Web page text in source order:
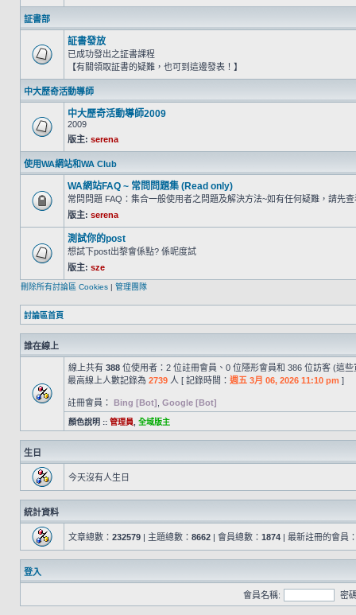
証書部
証書發放
已成功發出之証書課程
【有關領取証書的疑難，也可到這邊發表！】
中大歷奇活動導師
中大歷奇活動導師2009
2009
版主: serena
使用WA網站和WA Club
WA網站FAQ ~ 常問問題集 (Read only)
常問問題 FAQ：集合一般使用者之問題及解決方法~如有任何疑難，請先
版主: serena
測試你的post
想試下post出黎會係點? 係呢度試
版主: sze
刪除所有討論區 Cookies | 管理團隊
討論區首頁
誰在線上
線上共有 388 位使用者：2 位註冊會員、0 位隱形會員和 386 位訪客 (這
最高線上人數記錄為 2739 人 [ 記錄時間： 週五 3月 06, 2026 11:10 pm ]
註冊會員： Bing [Bot] Google [Bot]
顏色說明 :: 管理員 全域版主
生日
今天沒有人生日
統計資料
文章總數： 232579 | 主題總數： 8662 | 會員總數： 1874 | 最新註冊的會員
登入
會員名稱: 密